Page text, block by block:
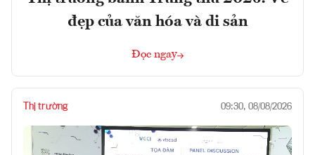
đẹp của văn hóa và di sản
Đọc ngay
Thị trường 09:30, 08/08/2026